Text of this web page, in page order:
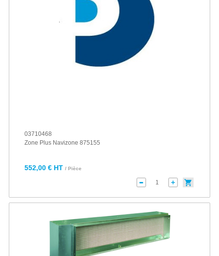
03710468
Zone Plus Navizone 875155
552,00 € HT / Pièce